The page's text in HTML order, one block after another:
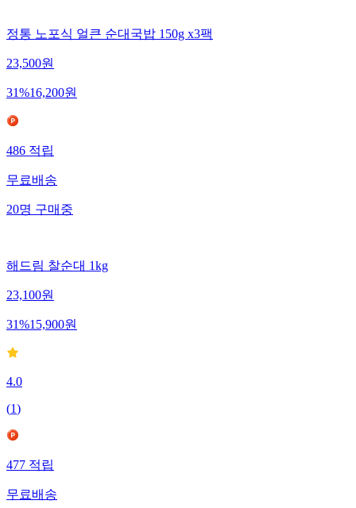
정통 노포식 얼큰 순대국밥 150g x3팩
23,500원
31%16,200원
486 적립
무료배송
20명 구매중
해드림 찰순대 1kg
23,100원
31%15,900원
4.0
(1)
477적립
무료배송